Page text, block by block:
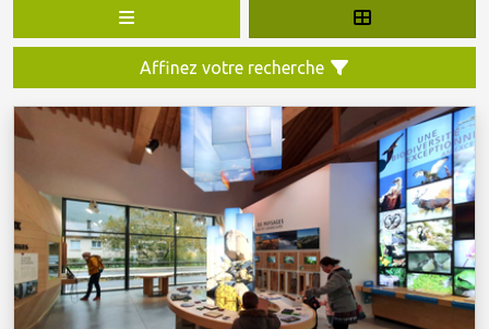
Affinez votre recherche